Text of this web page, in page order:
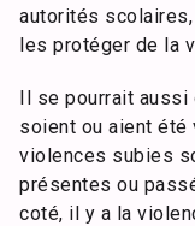
autorités
les protéger de la
Il se pourrait aussi
soient ou aient
violences subies
présentes ou
coté, il y a la